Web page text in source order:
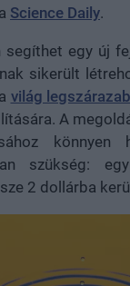
Science Daily.
segíthet egy új
sikerült
világ
A
könnyen
szükség:
2 dollárba